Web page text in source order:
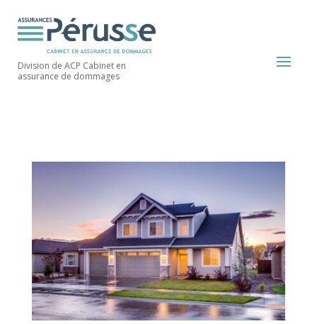
Division de ACP Cabinet en
assurance de dommages